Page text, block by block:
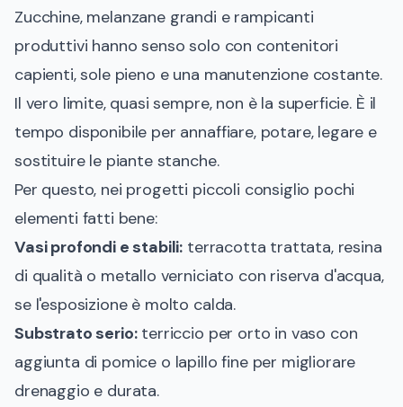
Zucchine, melanzane grandi e rampicanti
produttivi hanno senso solo con contenitori
capienti, sole pieno e una manutenzione costante.
Il vero limite, quasi sempre, non è la superficie. È il
tempo disponibile per annaffiare, potare, legare e
sostituire le piante stanche.
Per questo, nei progetti piccoli consiglio pochi
elementi fatti bene:
Vasi profondi e stabili: terracotta trattata, resina
di qualità o metallo verniciato con riserva d'acqua,
se l'esposizione è molto calda.
Substrato serio:terriccio per orto in vaso con
aggiunta di pomice o lapillo fine per migliorare
drenaggio e durata.